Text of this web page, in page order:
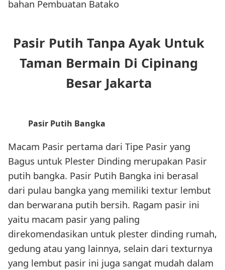
bahan Pembuatan Batako
Pasir Putih Tanpa Ayak Untuk
Taman Bermain Di Cipinang
Besar Jakarta
Pasir Putih Bangka
Macam Pasir pertama dari Tipe Pasir yang
Bagus untuk Plester Dinding merupakan Pasir
putih bangka. Pasir Putih Bangka ini berasal
dari pulau bangka yang memiliki textur lembut
dan berwarana putih bersih. Ragam pasir ini
yaitu macam pasir yang paling
direkomendasikan untuk plester dinding rumah,
gedung atau yang lainnya, selain dari texturnya
yang lembut pasir ini juga sangat mudah dalam